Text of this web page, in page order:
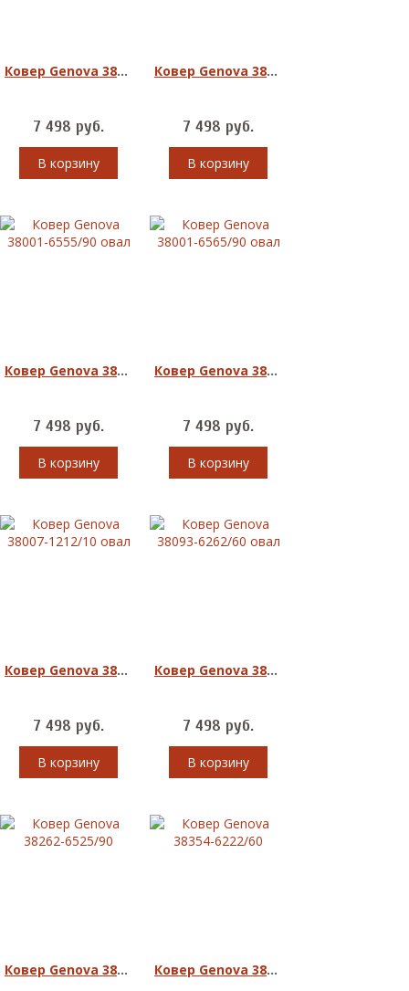
Ковер Genova 38001-5565/50 овал
7 498 руб.
В корзину
Ковер Genova 38001-6555/90 круг
7 498 руб.
В корзину
Ковер Genova 38001-6555/90 овал
7 498 руб.
В корзину
Ковер Genova 38001-6565/90 овал
7 498 руб.
В корзину
Ковер Genova 38007-1212/10 овал
7 498 руб.
В корзину
Ковер Genova 38093-6262/60 овал
7 498 руб.
В корзину
Ковер Genova 38262-6525/90 Ковер Genova 38354-6222/60